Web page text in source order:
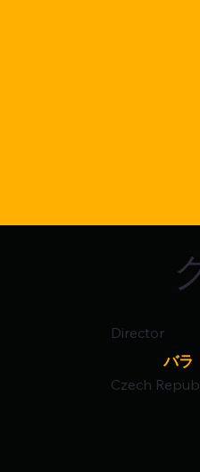
Director
バラ
Czech